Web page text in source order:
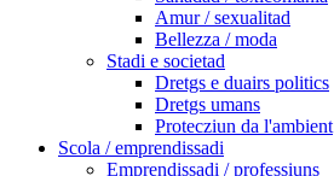
Amur / sexualitad
Bellezza / moda
Stadi e societad
Dretgs e duairs politics
Dretgs umans
Protecziun da l'ambient
Scola / emprendissadi
Emprendissadi / professiuns